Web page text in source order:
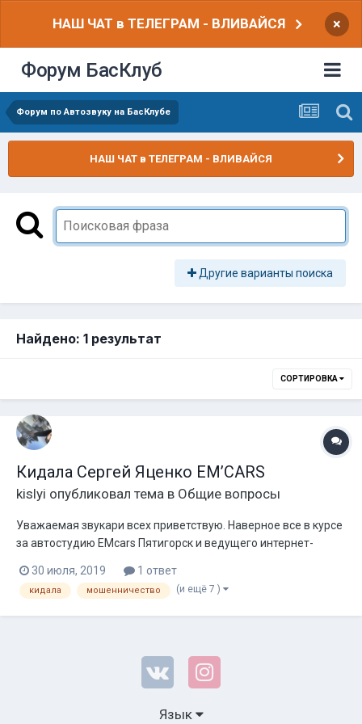
НАШ ЧАТ в ТЕЛЕГРАМ - ВЛИВАЙСЯ ×
Форум БасКлуб
Форум по Автозвуку на БасКлубе
НАШ ЧАТ в ТЕЛЕГРАМ - ВЛИВАЙСЯ
Другие варианты поиска
Найдено: 1 результат
СОРТИРОВКА
Кидала Сергей Яценко EM’CARS
kislyi опубликовал тема в Общие вопросы
Уважаемая звукари всех приветствую. Наверное все в курсе
за автостудию EMcars Пятигорск и ведущего интернет-
утратила своё значение, За данного человека ничего не
узнавал, и не собирался, так как имеет собственную студию,
организатор многих местны...
30 июля, 2019 1 ответ
кидала мошенничество (и ещё 7 )
Язык